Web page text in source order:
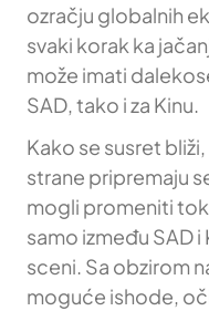
ozračju globalnih
svaki korak ka
može imati
SAD, tako i za Kinu.
Kako se susret
strane pripremaju
mogli promeniti
samo između SAD
sceni. Sa obzirom
moguće ishode,